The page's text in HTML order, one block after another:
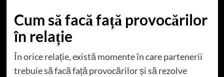
Cum să facă față provocărilor
în relație
În orice relație, există momente în care partenerii
trebuie să facă față provocărilor și să rezolve